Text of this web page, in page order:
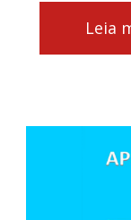
Leia